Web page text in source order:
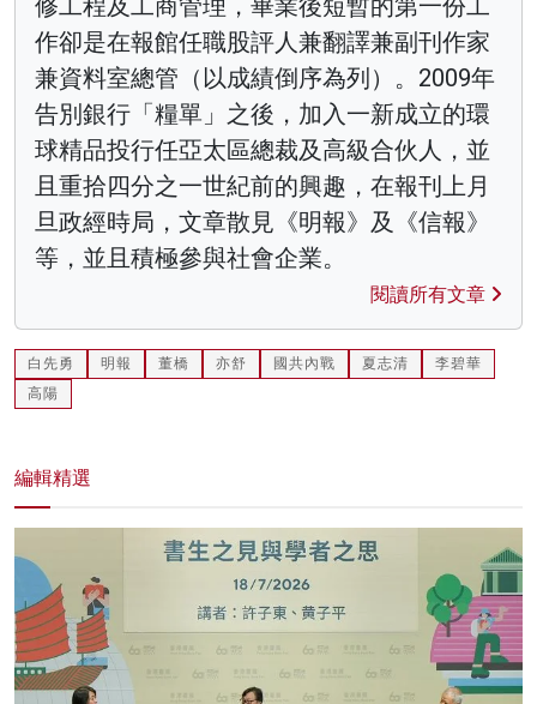
作卻是在報館任職股評人兼翻譯兼副刊作家
兼資料室總管（以成績倒序為列）。2009年
告別銀行「糧單」之後，加入一新成立的環
球精品投行任亞太區總裁及高級合伙人，並
且重拾四分之一世紀前的興趣，在報刊上月
旦政經時局，文章散見《明報》及《信報》
等，並且積極參與社會企業。
閱讀所有文章
白先勇 明報 董橋 亦舒 國共內戰 夏志清
李碧華
高陽
編輯精選